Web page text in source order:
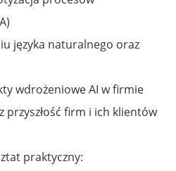
języka naturalnego oraz
wdrożeniowe AI w firmie
przyszłość firm i ich klientów
praktyczny: